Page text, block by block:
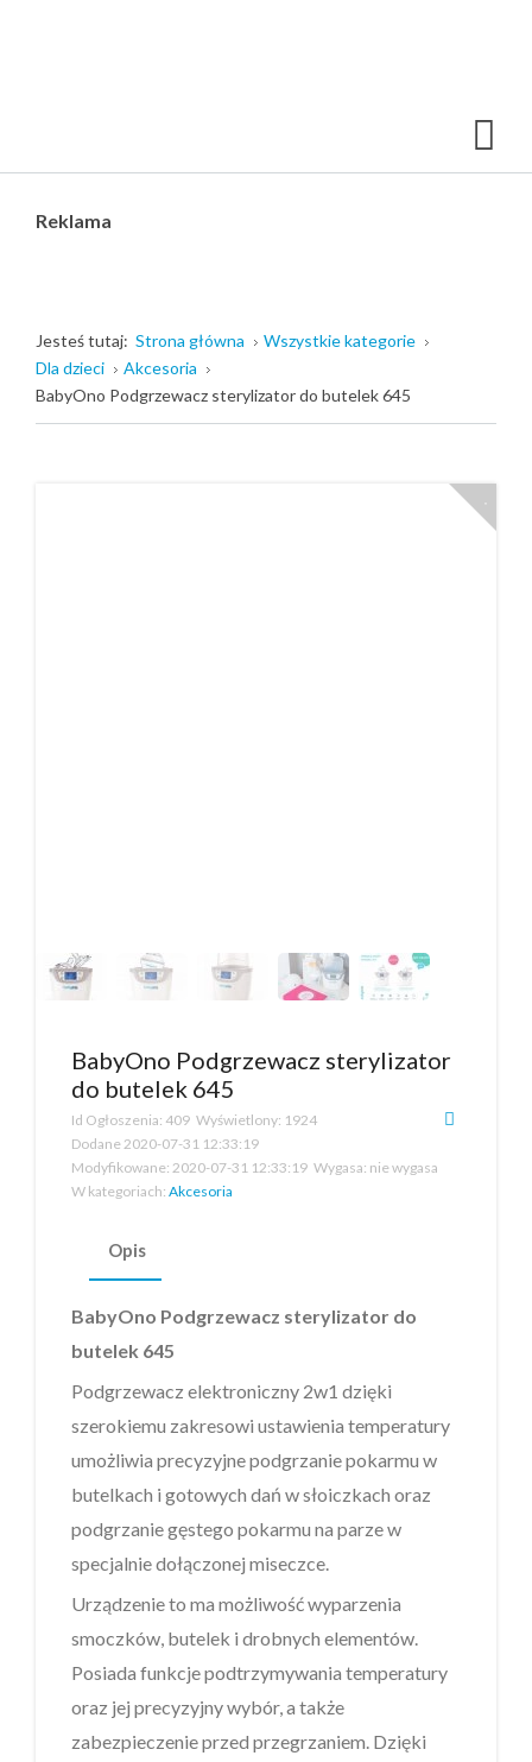
Reklama
Jesteś tutaj: Strona główna
Wszystkie kategorie
Dla dzieci
Akcesoria
BabyOno Podgrzewacz sterylizator do butelek 645
BabyOno Podgrzewacz sterylizator
do butelek 645
Id Ogłoszenia: 409 Wyświetlony: 1924
Dodane 2020-07-31 12:33:19
Modyfikowane: 2020-07-31 12:33:19 Wygasa: nie wygasa
W kategoriach: Akcesoria
Opis
BabyOno Podgrzewacz sterylizator do
butelek 645
Podgrzewacz elektroniczny 2w1 dzięki
szerokiemu zakresowi ustawienia temperatury
umożliwia precyzyjne podgrzanie pokarmu w
butelkach i gotowych dań w słoiczkach oraz
podgrzanie gęstego pokarmu na parze w
specjalnie dołączonej miseczce.
Urządzenie to ma możliwość wyparzenia
smoczków, butelek i drobnych elementów.
Posiada funkcje podtrzymywania temperatury
oraz jej precyzyjny wybór, a także
zabezpieczenie przed przegrzaniem. Dzięki